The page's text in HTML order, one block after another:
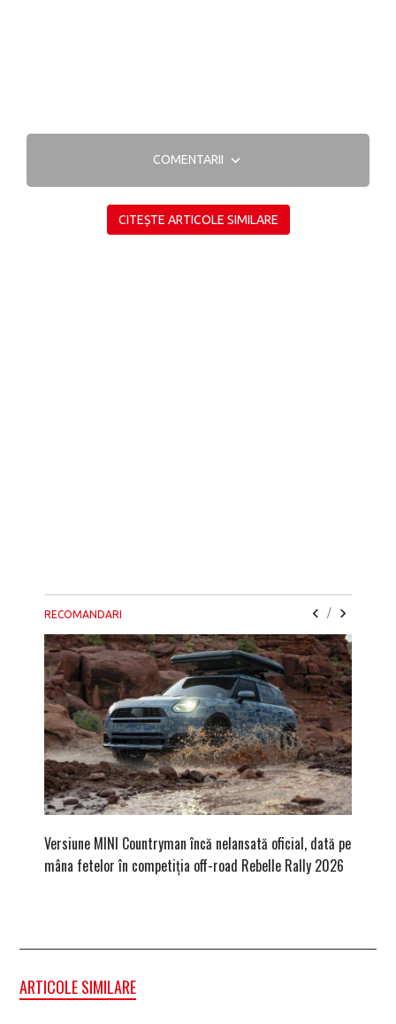
COMENTARII
CITEȘTE ARTICOLE SIMILARE
RECOMANDARI /
Versiune MINI Countryman încă nelansată oficial, dată pe
mâna fetelor în competiția off-road Rebelle Rally 2026
ARTICOLE SIMILARE